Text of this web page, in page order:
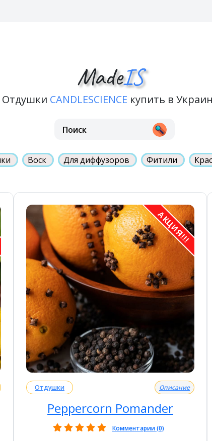
MadeIS
Отдушки CANDLESCIENCE купить в
Воск Для диффузоров Фитили
АКЦИЯ!!!
Отдушки Описание
Peppercorn Pomander
Комментарии (0)